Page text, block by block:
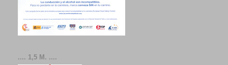
.... 1,5 M. ....